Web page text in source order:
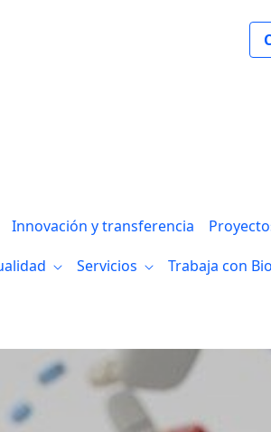
Innovación y transferencia
Servicios Trabaja con